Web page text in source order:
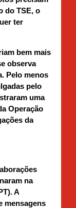
do TSE, o
ter
bem mais
observa
Pelo menos
pelo
uma
Operação
da
na
A
mensagens